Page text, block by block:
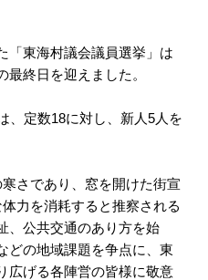
「東海村議会議員選挙」は
終日を迎えました。
、定数18に対し、新人5人を
さであり、窓を開けた街宣
力を消耗すると推察される
、公共交通のあり方を始
どの地域課題を争点に、東
広げる各陣営の皆様に敬意